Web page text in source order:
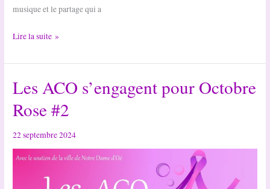
musique et le partage qui a
Nouveau
ACO
–
Atelier
musical
Lire la suite »
Les ACO s’engagent pour Octobre
Rose #2
22 septembre 2024